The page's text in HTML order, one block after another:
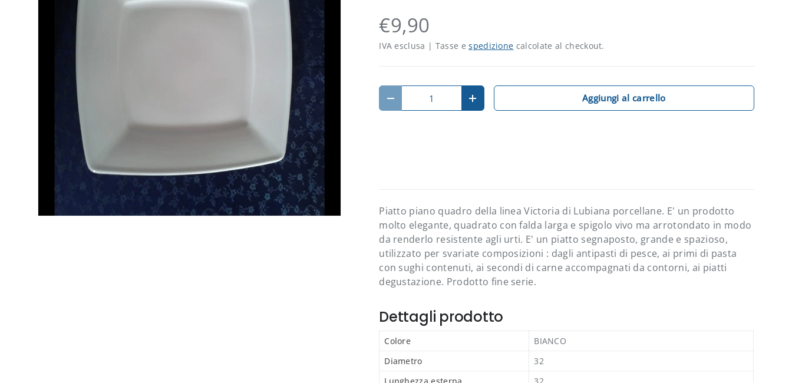
€9,90
IVA esclusa | Tasse espedizione calcolate al checkout.
Q.tà
Diminuire la quantitàAumenta la quantità Aggiungi al carrello
Piatto piano quadro della linea Victoria di Lubiana porcellane. E' un prodotto
molto elegante, quadrato con falda larga e spigolo vivo ma arrotondato in modo
da renderlo resistente agli urti. E' un piatto segnaposto, grande e spazioso,
utilizzato per svariate composizioni : dagli antipasti di pesce, ai primi di pasta
con sughi contenuti, ai secondi di carne accompagnati da contorni, ai piatti
degustazione. Prodotto fine serie.
Dettagli prodotto
Colore
BIANCO
Diametro
32